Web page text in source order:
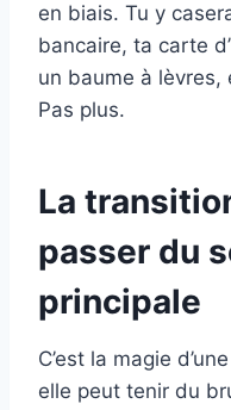
en biais. Tu y
bancaire, ta carte
un baume à lèvres,
Pas plus.
La
passer du
principale
C’est la magie
elle peut tenir du